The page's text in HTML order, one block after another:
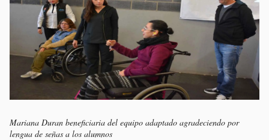
Mariana Duran beneficiaria del equipo adaptado agradeciendo por
lengua de señas a los alumnos